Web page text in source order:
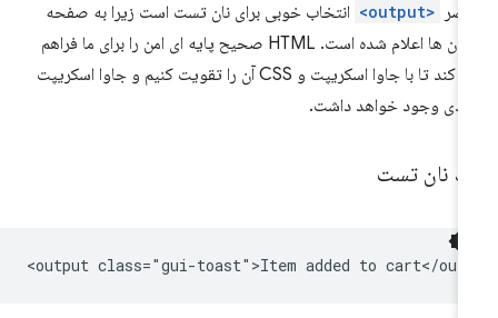
<output>
انتخاب خوبی برای نان تست است زیرا به صفحه
خوان ها اعلام شده است. HTML صحیح پایه ای امن را برای ما فراهم
می کند تا با جاوا اسکریپت و CSS آن را تقویت کنیم و جاوا اسکریپت
وجود خواهد داشت.
نان تست